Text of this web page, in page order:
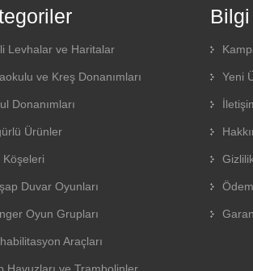
Levhalar ve Haritalar
ve Kreş Donanımları
Donanımları
Ürünler
Köşeleri
Duvar Oyunları
Oyun Grupları
Araçları
Havuzları ve Trambolinler
Bilgi
Yeni